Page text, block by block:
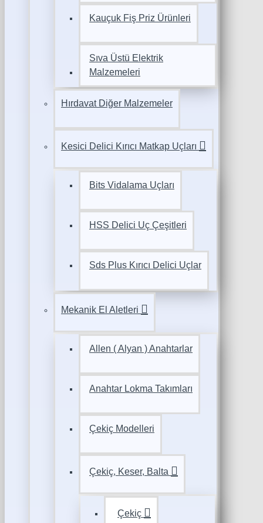
Kauçuk Fiş Priz Ürünleri
Sıva Üstü Elektrik
Malzemeleri
Hırdavat Diğer Malzemeler
Kesici Delici Kırıcı Matkap Uçları
Bits Vidalama Uçları
HSS Delici Uç Çeşitleri
Sds Plus Kırıcı Delici Uçlar
Mekanik El Aletleri
Allen ( Alyan ) Anahtarlar
Anahtar Lokma Takımları
Çekiç Modelleri
Çekiç, Keser, Balta
Çekiç